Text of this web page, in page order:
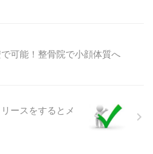
可能！整骨院で小顔体質へ
ースをするとメ